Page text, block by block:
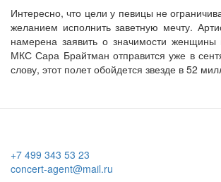
Интересно, что цели у певицы не
желанием исполнить заветную мечту.
намерена заявить о значимости
МКС Сара Брайтман отправится уже в
слову, этот полет обойдется звезде в 52
+7 499 343 53 23
concert-agent@mail.ru